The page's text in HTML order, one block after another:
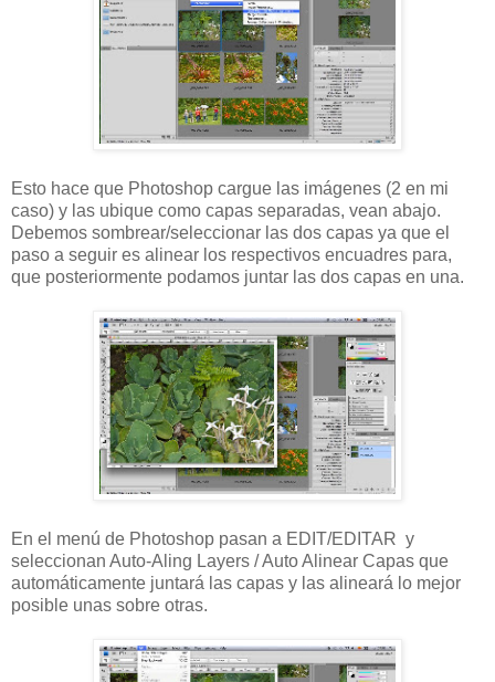
Esto hace que Photoshop cargue las imágenes (2 en mi
caso) y las ubique como capas separadas, vean abajo.
Debemos sombrear/seleccionar las dos capas ya que el
paso a seguir es alinear los respectivos encuadres para,
que posteriormente podamos juntar las dos capas en una.
En el menú de Photoshop pasan a EDIT/EDITAR y
seleccionan Auto-Aling Layers / Auto Alinear Capas que
automáticamente juntará las capas y las alineará lo mejor
posible unas sobre otras.